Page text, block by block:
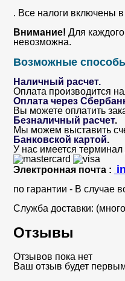
. Все налоги включены в
Внимание! Для
невозможна.
Возможные
Наличный расчет.
Оплата производится
Оплата через
Вы можете оплатить
Безналичный расчет.
Мы можем выставить
Банковской картой.
У нас имеется
Электронная почта :
по гарантии - В случае
Служба доставки:
Отзывы
Отзывов пока нет
Ваш отзыв будет